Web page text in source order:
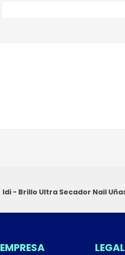
Idi - Brillo Ultra Secador Nail
EMPRESA LEGAL